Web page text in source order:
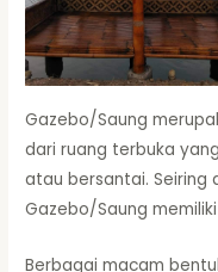
Gazebo/Saung
dari ruang terbuka
atau bersantai. Seiring
Gazebo/Saung
Berbagai macam